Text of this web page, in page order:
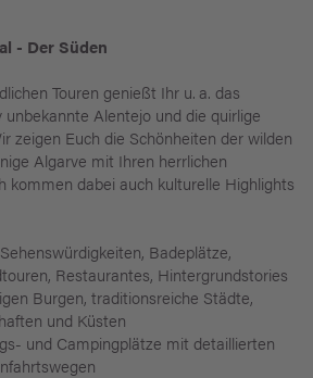
- Der Süden
Touren genießt Ihr u. a. das
Alentejo und die quirlige
zeigen Euch die Schönheiten der wilden
Algarve mit Ihren herrlichen
kommen dabei auch kulturelle Highlights
Badeplätze,
Restaurantes, Hintergrundstories
Burgen, traditionsreiche Städte,
und Küsten
und Campingplätze mit detaillierten